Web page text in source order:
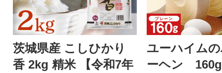
茨城県産 こしひかり
香 2kg 精米 【令和7年
ユーハイム
ーヘン 160g